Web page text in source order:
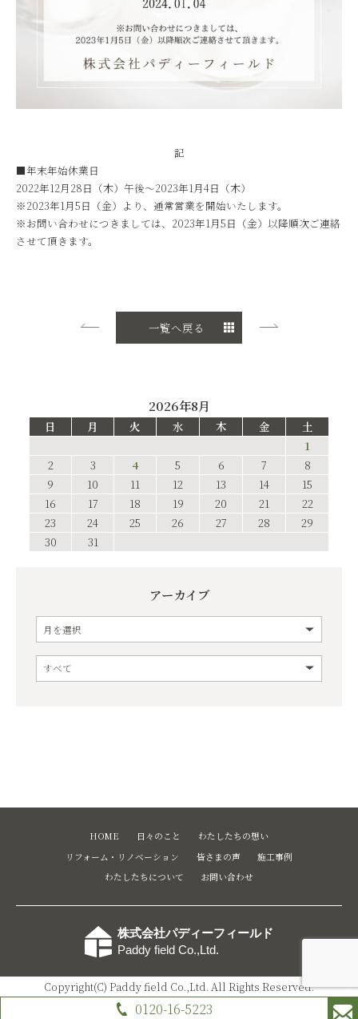
0120-16-5223
記
■年末年始休業日
2022年12月28日（木）午後～2023年1月4日（木）
※2023年1月5日（金）より、通常営業を開始いたします。
※お問い合わせにつきましては、2023年1月5日（金）以降順次ご連絡
させて頂きます。
一覧へ戻る
2026年8月
日 月 火 水 木 金
土
1
2
3 4 5 6 7
8
9
10 11 12 13 14
15
16
17 18 19 20 21
22
23
24 25 26 27 28
29
30
31
アーカイブ
HOME 日々のこと
わたしたちの想い
リフォーム・リノベーション
皆さまの声
施工事例
わたしたちについて
お問い合わせ
株式会社パディーフィールド
Paddy field Co.,Ltd.
Copyright(C) Paddy field Co.,Ltd. All Rights Reserved.